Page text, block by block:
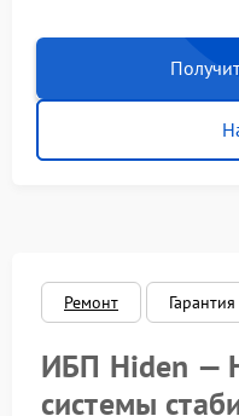
Ремонт Гарантия
ИБП Hiden —
системы